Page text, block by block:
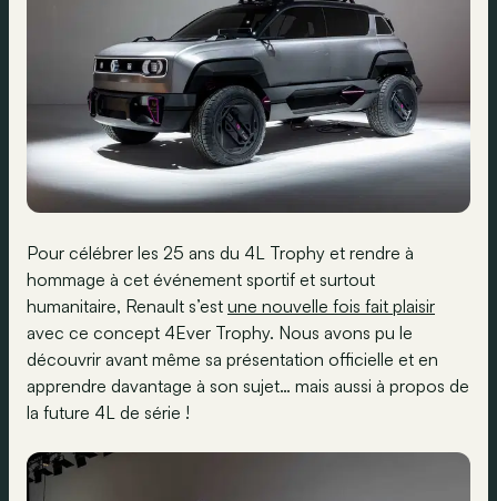
Pour célébrer les 25 ans du 4L Trophy et rendre à
hommage à cet événement sportif et surtout
humanitaire, Renault s’est une nouvelle fois fait plaisir
avec ce concept 4Ever Trophy. Nous avons pu le
découvrir avant même sa présentation officielle et en
apprendre davantage à son sujet… mais aussi à propos de
la future 4L de série !